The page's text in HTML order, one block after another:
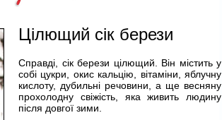
Цілющий сік берези
Справді, сік берези цілющий. Він містить у
собі цукри, окис кальцію, вітаміни, яблучну
кислоту, дубильні речовини, а ще весняну
прохолодну свіжість, яка живить людину
після довгої зими.